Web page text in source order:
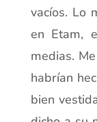
vacíos. Lo
en Etam,
medias.
habrían
bien